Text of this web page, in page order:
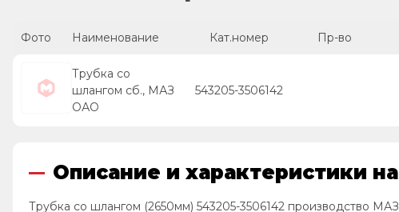
Фото Наименование Кат.номер Пр-во
Трубка со
шлангом сб., МАЗ
ОАО
543205-3506142
Описание и характеристики
Трубка со шлангом (2650мм) 543205-3506142 производство